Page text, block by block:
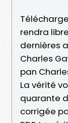
rendra
dernières
Charles
pan
La vérité
quarante
corrigée